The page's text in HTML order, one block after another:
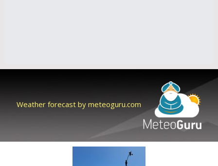
Weather forecast by meteoguru.com